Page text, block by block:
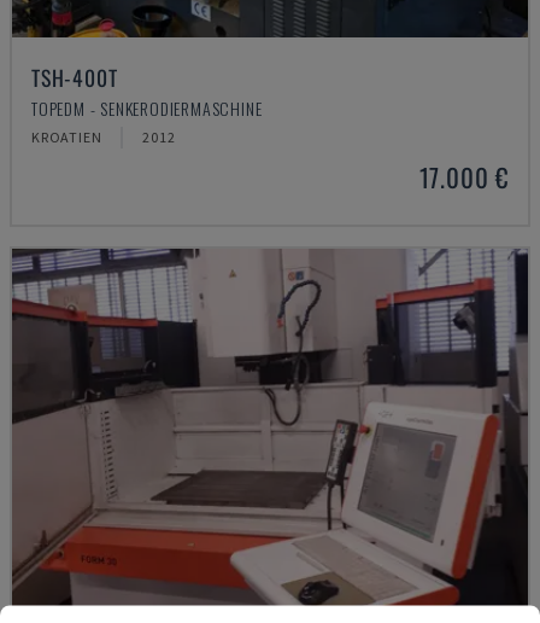
TSH-400T
TOPEDM - SENKERODIERMASCHINE
KROATIEN 2012
17.000 €